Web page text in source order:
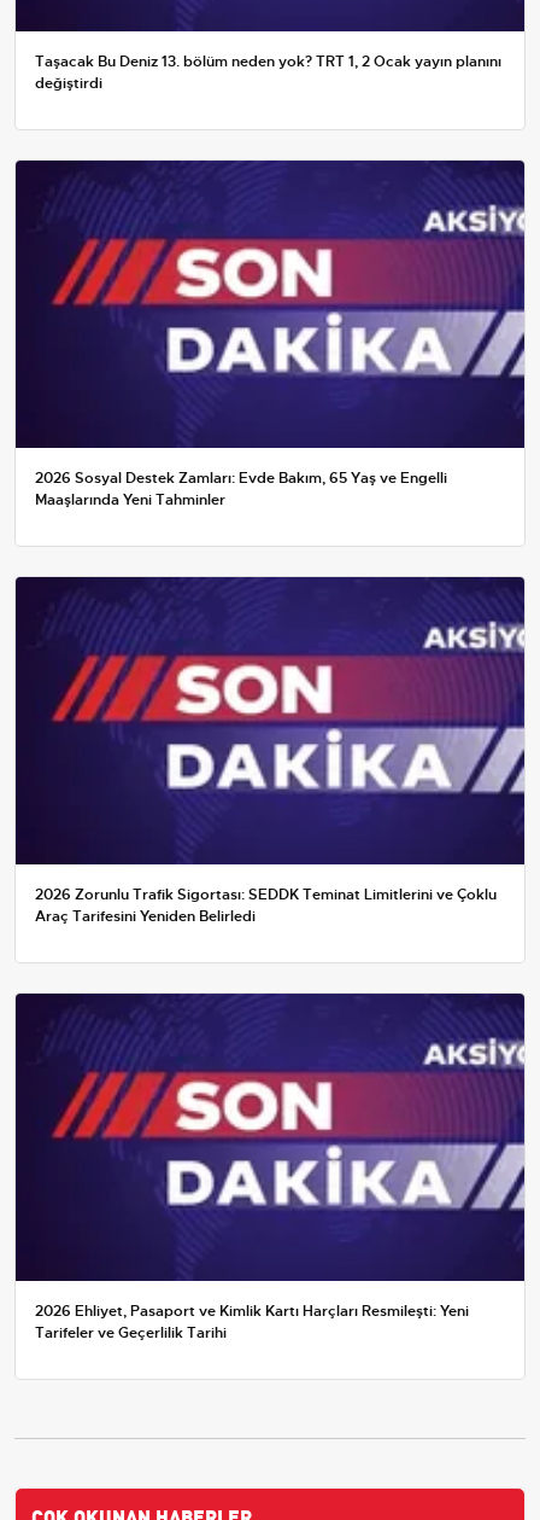
Taşacak Bu Deniz 13. bölüm neden yok? TRT 1, 2 Ocak yayın planını
değiştirdi
2026 Sosyal Destek Zamları: Evde Bakım, 65 Yaş ve Engelli
Maaşlarında Yeni Tahminler
2026 Zorunlu Trafik Sigortası: SEDDK Teminat Limitlerini ve Çoklu
Araç Tarifesini Yeniden Belirledi
2026 Ehliyet, Pasaport ve Kimlik Kartı Harçları Resmileşti: Yeni
Tarifeler ve Geçerlilik Tarihi